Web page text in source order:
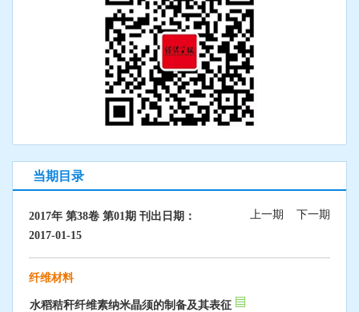
当期目录
2017年 第38卷 第01期 刊出日期：
2017-01-15
上一期 下一期
纤维材料
水稻秸秆纤维素纳米晶须的制备及其表征